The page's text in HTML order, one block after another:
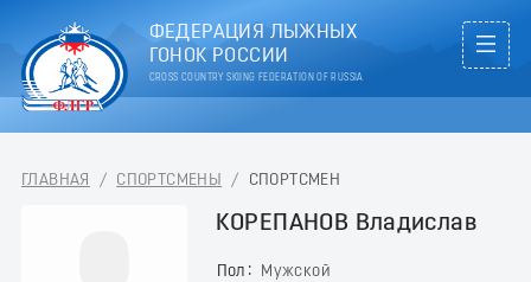
ФЕДЕРАЦИЯ ЛЫЖНЫХ
ГОНОК РОССИИ
CROSS COUNTRY SKIING FEDERATION OF RUSSIA
ГЛАВНАЯ / СПОРТСМЕНЫ / СПОРТСМЕН
КОРЕПАНОВ Владислав
Пол
Мужской